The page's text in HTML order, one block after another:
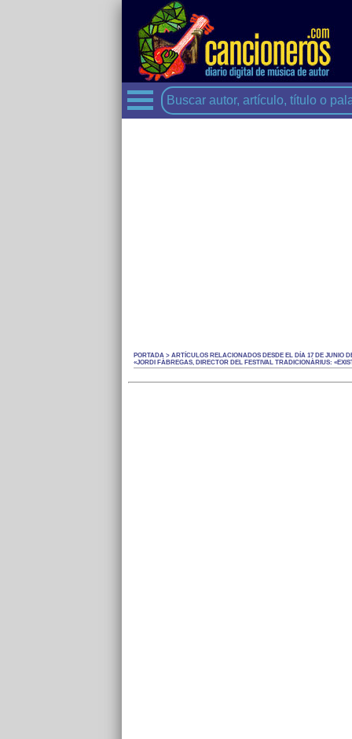
PORTADA > ARTÍCULOS RELACIONADOS DESDE EL DÍA 17 DE JUNIO
«JORDI FÀBREGAS, DIRECTOR DEL FESTIVAL TRADICIONÀRIUS: